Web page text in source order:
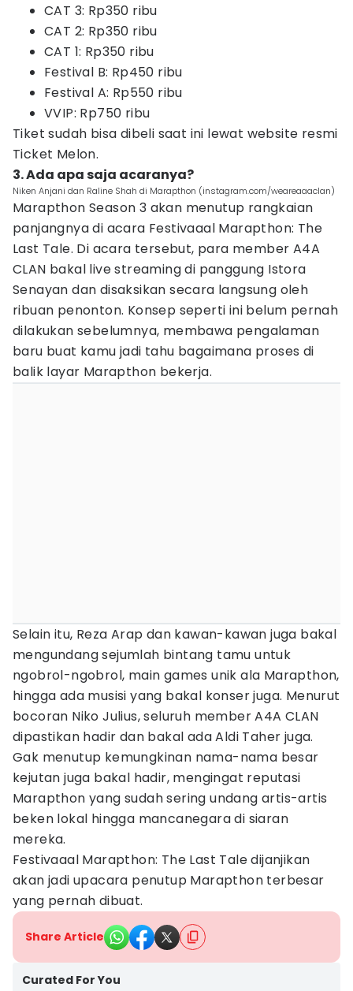
CAT 3: Rp350 ribu
CAT 2: Rp350 ribu
CAT 1: Rp350 ribu
Festival B: Rp450 ribu
Festival A: Rp550 ribu
VVIP: Rp750 ribu
Tiket sudah bisa dibeli saat ini lewat website resmi
Ticket Melon.
3. Ada apa saja acaranya?
Niken Anjani dan Raline Shah di Marapthon (instagram.com/weareaaaclan)
Marapthon Season 3 akan menutup rangkaian
panjangnya di acara Festivaaal Marapthon: The
Last Tale. Di acara tersebut, para member A4A
CLAN bakal live streaming di panggung Istora
Senayan dan disaksikan secara langsung oleh
ribuan penonton. Konsep seperti ini belum pernah
dilakukan sebelumnya, membawa pengalaman
baru buat kamu jadi tahu bagaimana proses di
balik layar Marapthon bekerja.
Selain itu, Reza Arap dan kawan-kawan juga bakal
mengundang sejumlah bintang tamu untuk
ngobrol-ngobrol, main games unik ala Marapthon,
hingga ada musisi yang bakal konser juga. Menurut
bocoran Niko Julius, seluruh member A4A CLAN
dipastikan hadir dan bakal ada Aldi Taher juga.
Gak menutup kemungkinan nama-nama besar
kejutan juga bakal hadir, mengingat reputasi
Marapthon yang sudah sering undang artis-artis
beken lokal hingga mancanegara di siaran
mereka.
Festivaaal Marapthon: The Last Tale dijanjikan
akan jadi upacara penutup Marapthon terbesar
yang pernah dibuat.
Share Article
Curated For You